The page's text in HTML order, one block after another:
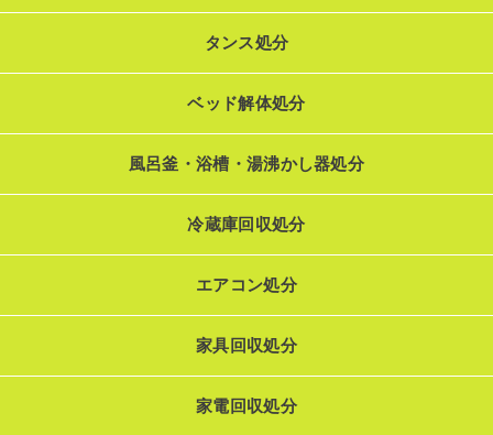
タンス処分
ベッド解体処分
風呂釜・浴槽・湯沸かし器処分
冷蔵庫回収処分
エアコン処分
家具回収処分
家電回収処分